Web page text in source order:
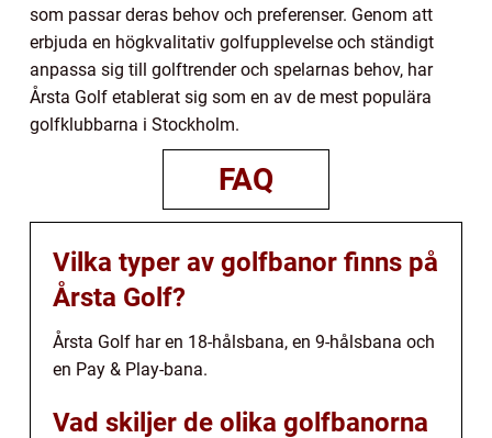
som passar deras behov och preferenser. Genom att
erbjuda en högkvalitativ golfupplevelse och ständigt
anpassa sig till golftrender och spelarnas behov, har
Årsta Golf etablerat sig som en av de mest populära
golfklubbarna i Stockholm.
FAQ
Vilka typer av golfbanor finns på
Årsta Golf?
Årsta Golf har en 18-hålsbana, en 9-hålsbana och
en Pay & Play-bana.
Vad skiljer de olika golfbanorna